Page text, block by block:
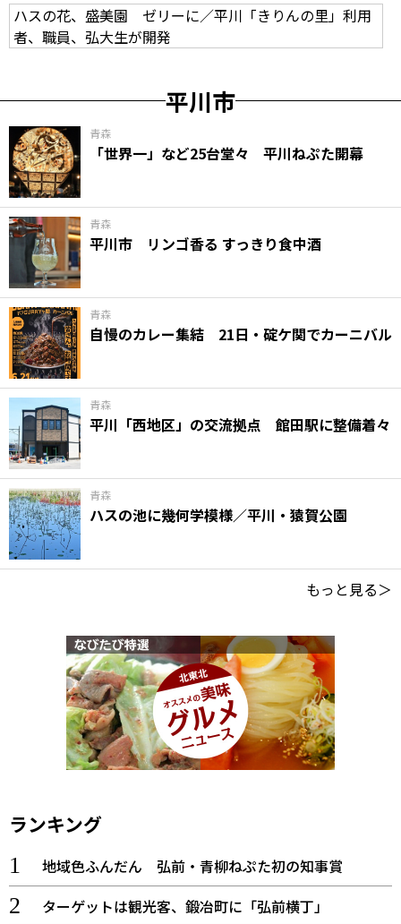
ハスの花、盛美園 ゼリーに／平川「きりんの里」利用
者、職員、弘大生が開発
平川市
青森
「世界一」など25台堂々 平川ねぷた開幕
青森
平川市 リンゴ香る すっきり食中酒
青森
自慢のカレー集結 21日・碇ケ関でカーニバル
青森
平川「西地区」の交流拠点 館田駅に整備着々
青森
ハスの池に幾何学模様／平川・猿賀公園
もっと見る＞
ランキング
地域色ふんだん 弘前・青柳ねぷた初の知事賞
ターゲットは観光客、鍛冶町に「弘前横丁」